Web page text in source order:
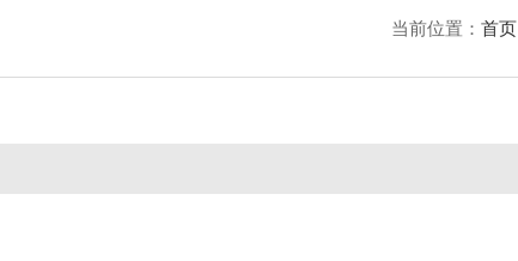
当前位置： 首页